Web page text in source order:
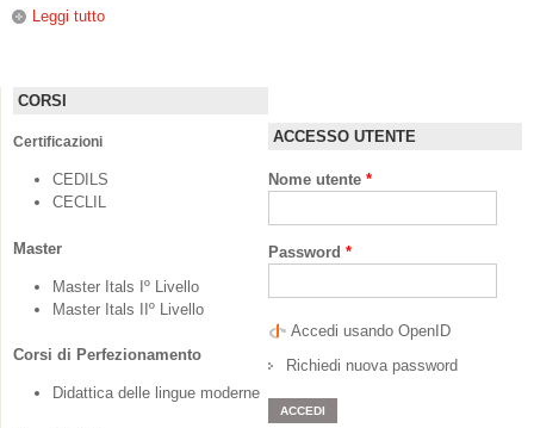
Leggi tutto
CORSI
Certificazioni
CEDILS
CECLIL
Master
Master Itals Iº Livello
Master Itals IIº Livello
Corsi di Perfezionamento
Didattica delle lingue moderne
ACCESSO UTENTE
Nome utente *
Password *
Accedi usando OpenID
Richiedi nuova password